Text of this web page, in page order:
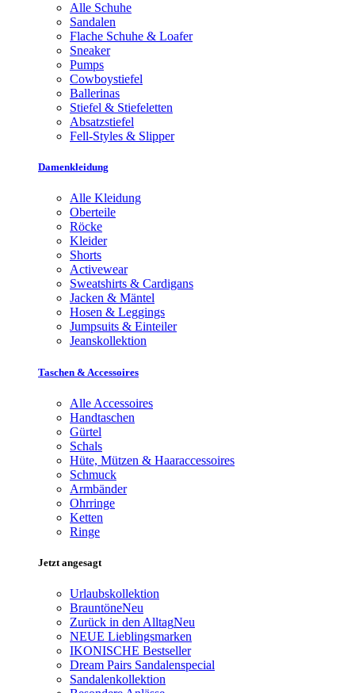
Alle Schuhe
Sandalen
Flache Schuhe & Loafer
Sneaker
Pumps
Cowboystiefel
Ballerinas
Stiefel & Stiefeletten
Absatzstiefel
Fell-Styles & Slipper
Damenkleidung
Alle Kleidung
Oberteile
Röcke
Kleider
Shorts
Activewear
Sweatshirts & Cardigans
Jacken & Mäntel
Hosen & Leggings
Jumpsuits & Einteiler
Jeanskollektion
Taschen & Accessoires
Alle Accessoires
Handtaschen
Gürtel
Schals
Hüte, Mützen & Haaraccessoires
Schmuck
Armbänder
Ohrringe
Ketten
Ringe
Jetzt angesagt
Urlaubskollektion
BrauntöneNeu
Zurück in den AlltagNeu
NEUE Lieblingsmarken
IKONISCHE Bestseller
Dream Pairs Sandalenspecial
Sandalenkollektion